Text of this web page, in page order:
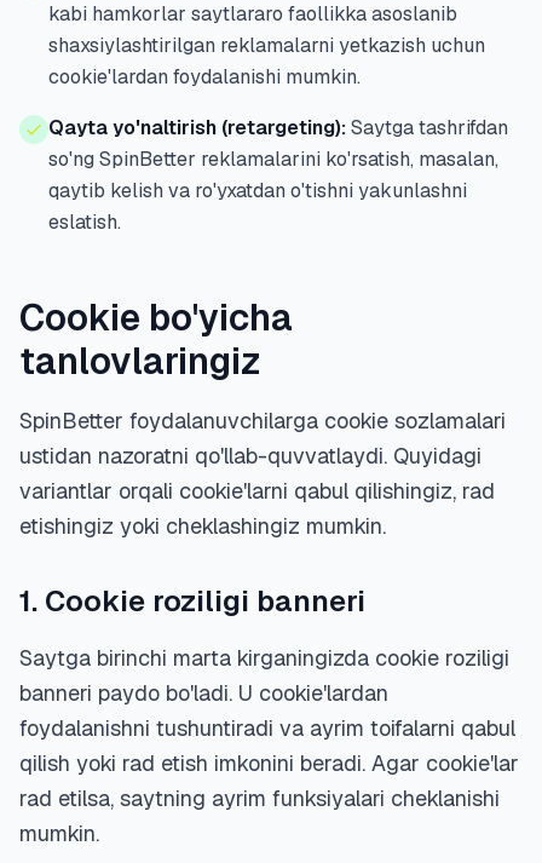
kabi hamkorlar saytlararo faollikka asoslanib
shaxsiylashtirilgan reklamalarni yetkazish uchun
cookie'lardan foydalanishi mumkin.
Qayta yo'naltirish (retargeting):Saytga tashrifdan
so'ng SpinBetter reklamalarini ko'rsatish, masalan,
qaytib kelish va ro'yxatdan o'tishni yakunlashni
eslatish.
Cookie bo'yicha
tanlovlaringiz
SpinBetter foydalanuvchilarga cookie sozlamalari
ustidan nazoratni qo'llab-quvvatlaydi. Quyidagi
variantlar orqali cookie'larni qabul qilishingiz, rad
etishingiz yoki cheklashingiz mumkin.
1. Cookie roziligi banneri
Saytga birinchi marta kirganingizda cookie roziligi
banneri paydo bo'ladi. U cookie'lardan
foydalanishni tushuntiradi va ayrim toifalarni qabul
qilish yoki rad etish imkonini beradi. Agar cookie'lar
rad etilsa, saytning ayrim funksiyalari cheklanishi
mumkin.